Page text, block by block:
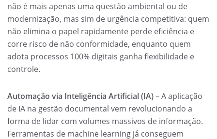
não é mais apenas uma questão ambiental ou de
modernização, mas sim de urgência competitiva: quem
não elimina o papel rapidamente perde eficiência e
corre risco de não conformidade, enquanto quem
adota processos 100% digitais ganha flexibilidade e
controle.
Automação via Inteligência Artificial (IA)– A aplicação
de IA na gestão documental vem revolucionando a
forma de lidar com volumes massivos de informação.
Ferramentas de machine learning já conseguem